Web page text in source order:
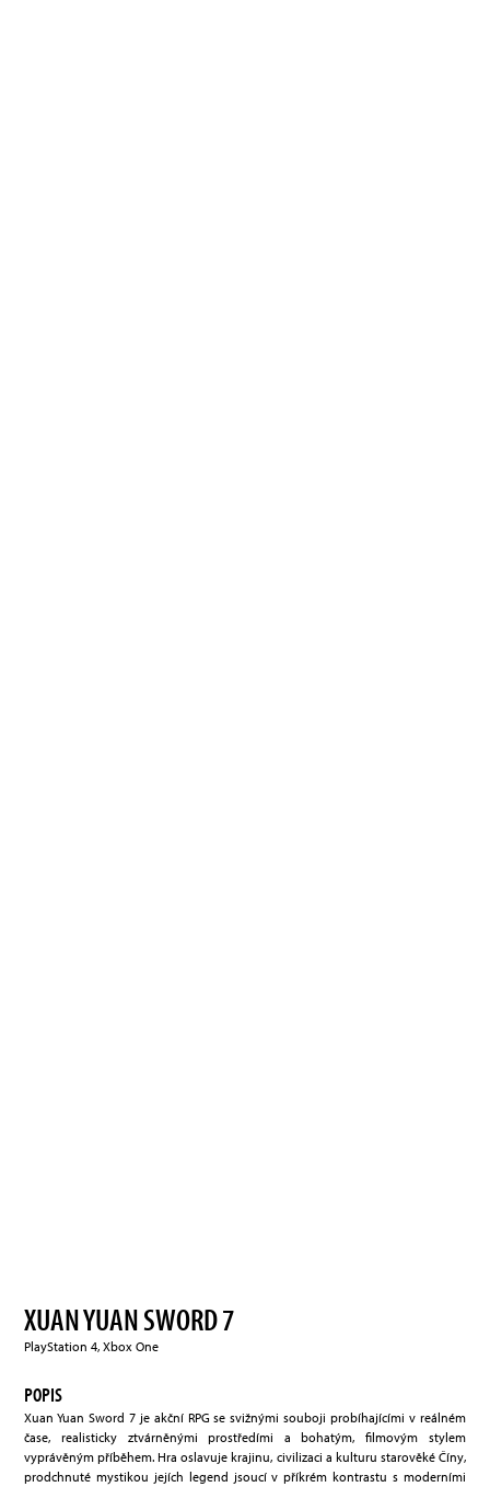
XUAN YUAN SWORD 7
PlayStation 4, Xbox One
POPIS
Xuan Yuan Sword 7 je akční RPG se svižnými souboji probíhajícími v reálném
čase, realisticky ztvárněnými prostředími a bohatým, filmovým stylem
vyprávěným příběhem. Hra oslavuje krajinu, civilizaci a kulturu starověké Číny,
prodchnuté mystikou jejích legend jsoucí v příkrém kontrastu s moderními